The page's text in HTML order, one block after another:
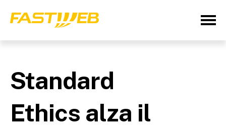
Standard
Ethics alza il